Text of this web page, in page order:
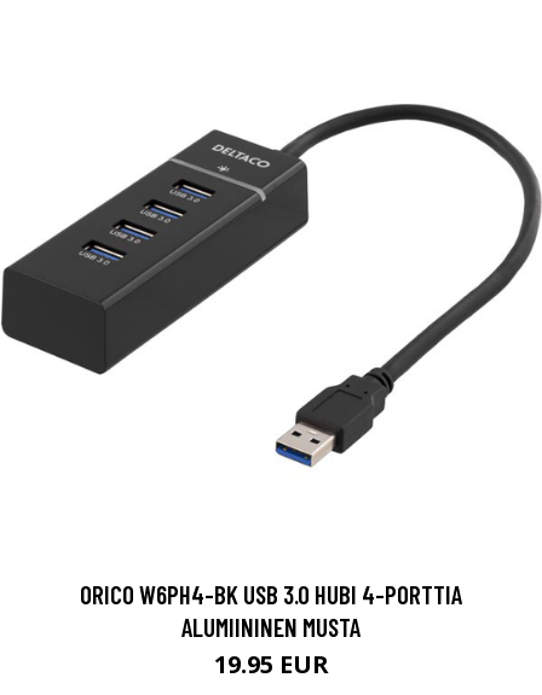
ORICO W6PH4-BK USB 3.0 HUBI 4-PORTTIA
ALUMIININEN MUSTA
19.95 EUR